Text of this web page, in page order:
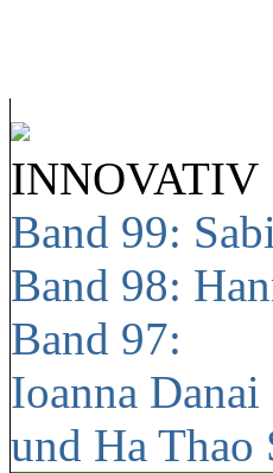
INNOVATIV
Band 99:
Band 98:
Band 97:
Ioanna
und Ha Thao